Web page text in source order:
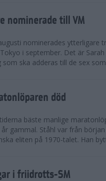
nominerade till VM
nominerades ytterligare
i september. Det är Sarah
som ska adderas till de sex
död
bäste manlige
gammal. Ståhl var från
eliten på 1970-talet. Han
i friidrotts-SM